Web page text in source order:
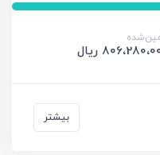
ریال
بیشتر